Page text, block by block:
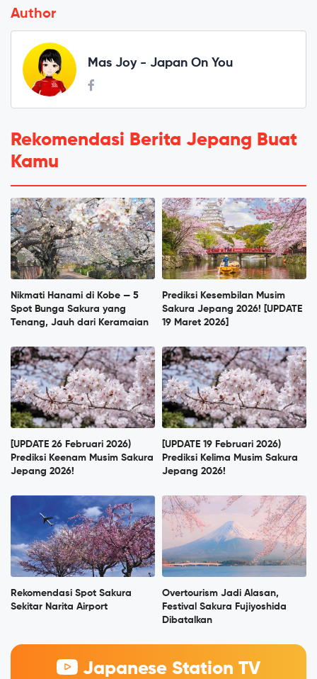
Author
Mas Joy - Japan On You
Rekomendasi Berita Jepang Buat
Kamu
Nikmati Hanami di Kobe — 5
Spot Bunga Sakura yang
Tenang, Jauh dari Keramaian
Prediksi Kesembilan Musim
Sakura Jepang 2026! [UPDATE
19 Maret 2026]
[UPDATE 26 Februari 2026)
Prediksi Keenam Musim Sakura
Jepang 2026!
[UPDATE 19 Februari 2026)
Prediksi Kelima Musim Sakura
Jepang 2026!
Rekomendasi Spot Sakura
Sekitar Narita Airport
Overtourism Jadi Alasan,
Festival Sakura Fujiyoshida
Dibatalkan
Japanese Station TV